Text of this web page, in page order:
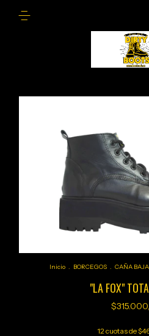
Inicio . BORCEGOS . CAÑA BAJA
"LA FOX"
12 cuotas de